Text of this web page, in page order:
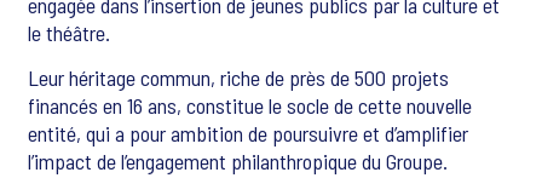
le théâtre.
Leur héritage commun, riche de près de 500 projets
financés en 16 ans, constitue le socle de cette nouvelle
entité, qui a pour ambition de poursuivre et d’amplifier
l’impact de l’engagement philanthropique du Groupe.